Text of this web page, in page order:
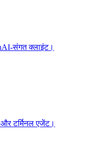
संगत क्लाइंट।
टर्मिनल एजेंट।